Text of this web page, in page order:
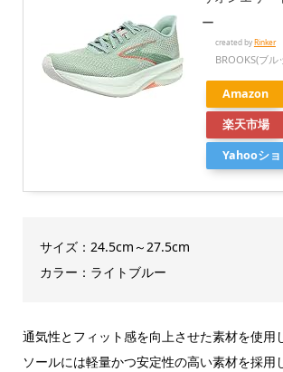
ー
created byRinker
BROOKS(ブル
Amazon
楽天市場
Yahooシ
サイズ：24.5cm～27.5cm
カラー：ライトブルー
通気性とフィット感を向上させた素材を使用
ソールには軽量かつ安定性の高い素材を採用